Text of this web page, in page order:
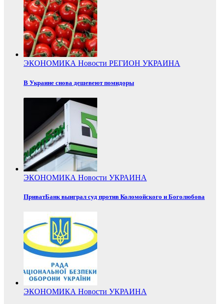
ЭКОНОМИКА Новости РЕГИОН УКРАИНА
В Украине снова дешевеют помидоры
ЭКОНОМИКА Новости УКРАИНА
ПриватБанк выиграл суд против Коломойского и Боголюбова
ЭКОНОМИКА Новости УКРАИНА